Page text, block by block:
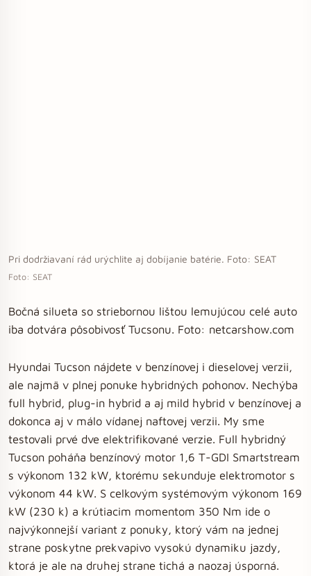
Pri dodržiavaní rád urýchlite aj dobíjanie batérie. Foto: SEAT
Foto: SEAT
Bočná silueta so striebornou lištou lemujúcou celé auto
iba dotvára pôsobivosť Tucsonu. Foto: netcarshow.com
Hyundai Tucson nájdete v benzínovej i dieselovej verzii,
ale najmä v plnej ponuke hybridných pohonov. Nechýba
full hybrid, plug-in hybrid a aj mild hybrid v benzínovej a
dokonca aj v málo vídanej naftovej verzii. My sme
testovali prvé dve elektrifikované verzie. Full hybridný
Tucson poháňa benzínový motor 1,6 T-GDI Smartstream
s výkonom 132 kW, ktorému sekunduje elektromotor s
výkonom 44 kW. S celkovým systémovým výkonom 169
kW (230 k) a krútiacim momentom 350 Nm ide o
najvýkonnejší variant z ponuky, ktorý vám na jednej
strane poskytne prekvapivo vysokú dynamiku jazdy,
ktorá je ale na druhej strane tichá a naozaj úsporná.